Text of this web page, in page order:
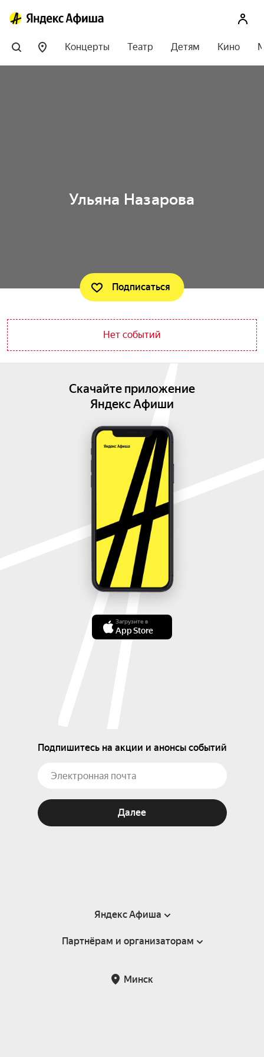
Концерты Театр Детям Кино
Ульяна Назарова
Подписаться
Нет событий
Скачайте приложение
Яндекс Афиши
Загрузите в
App Store
Подпишитесь на акции и анонсы событий
Далее
Яндекс Афиша
Справка
Партнёрам и организаторам
Минск